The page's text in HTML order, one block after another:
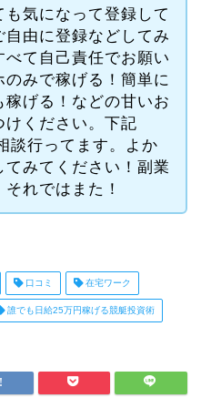
も気になって登録して
自由に登録などしてみ
べて自己責任でお願い
のみで稼げる！簡単に
稼げる！などの甘いお
けください。下記
談行ってます。よか
てみてください！副業
れではまた！
口コミ 在宅ワーク
誰でも日給25万円稼げる競艇投資術